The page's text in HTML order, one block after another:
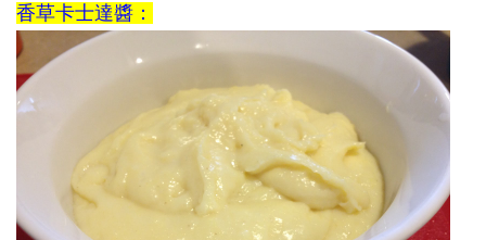
香草卡士達醬：